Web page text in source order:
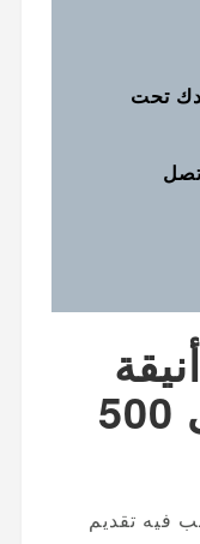
تحت
تصل قيمتها إلى 500
فيه تقديم